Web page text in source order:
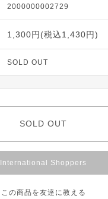
2000000002729
1,300円(税込1,430円)
SOLD OUT
SOLD OUT
International Shoppers
この商品を友達に教える